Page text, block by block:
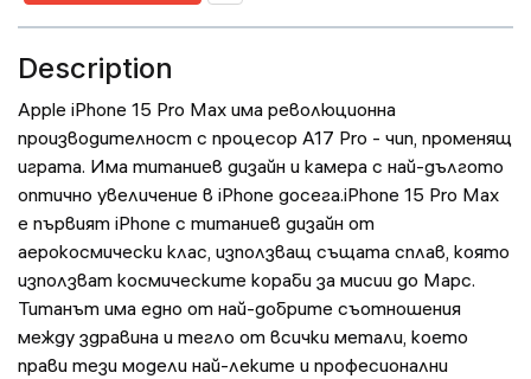
Description
Apple iPhone 15 Pro Max има революционна
производителност с процесор A17 Pro - чип, променящ
играта. Има титаниев дизайн и камера с най-дългото
оптично увеличение в iPhone досега.iPhone 15 Pro Max
е първият iPhone с титаниев дизайн от
аерокосмически клас, използващ същата сплав, която
използват космическите кораби за мисии до Марс.
Титанът има едно от най-добрите съотношения
между здравина и тегло от всички метали, което
прави тези модели най-леките и професионални